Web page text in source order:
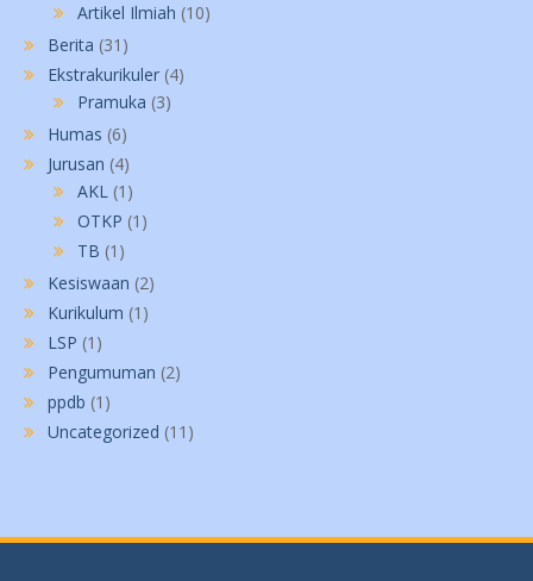
Artikel Ilmiah (10)
Berita (31)
Ekstrakurikuler (4)
Pramuka (3)
Humas (6)
Jurusan (4)
AKL (1)
OTKP (1)
TB (1)
Kesiswaan (2)
Kurikulum (1)
LSP (1)
Pengumuman (2)
ppdb (1)
Uncategorized (11)